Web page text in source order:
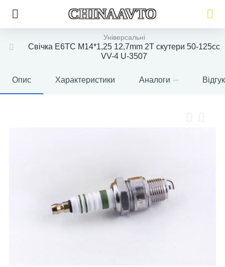
CHINAAVTO
Універсальні
Свічка E6TC M14*1,25 12,7mm 2T скутери 50-125сс
VV-4 U-3507
Опис Характеристики Аналоги